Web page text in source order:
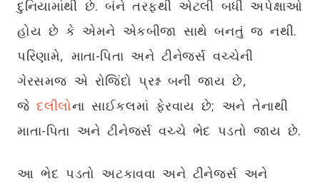
દુનિયામાંથી છે. બંને તરફથી એટલી બધી અપેક્ષાઓ
હોય છે કે એમને એકબીજા સાથે બનતું જ નથી.
પરિણામે, માતા-પિતા અને ટીનેજર્સ વચ્ચેની
ગેરસમજ એ રોજિંદો પ્રશ્ન બની જાય છે,
જેદલીલોના સાઈકલમાં ફેરવાય છે; અને તેનાથી
માતા-પિતા અને ટીનેજર્સ વચ્ચે ભેદ પડતો જાય છે.
આ ભેદ પડતો અટકાવવા અને ટીનેજર્સ અને